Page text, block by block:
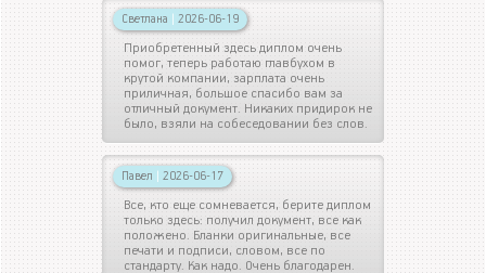
Светлана 2026-06-19
Приобретенный здесь диплом очень
помог, теперь работаю главбухом в
крутой компании, зарплата очень
приличная, большое спасибо вам за
отличный документ. Никаких придирок не
было, взяли на собеседовании без слов.
Павел 2026-06-17
Все, кто еще сомневается, берите диплом
только здесь: получил документ, все как
положено. Бланки оригинальные, все
печати и подписи, словом, все по
стандарту. Как надо. Очень благодарен.